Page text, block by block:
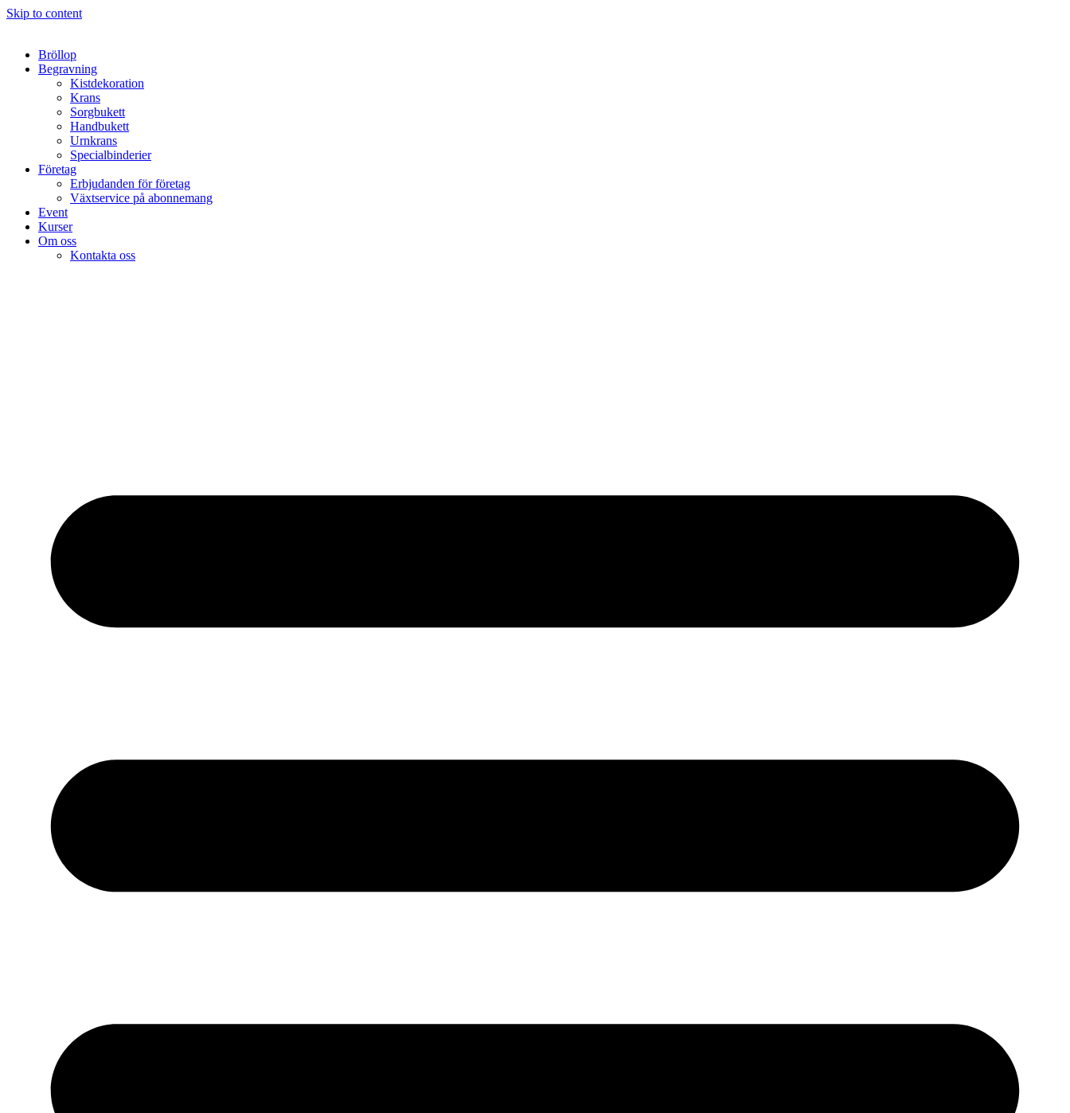
Skip to content
Bröllop
Begravning
Kistdekoration
Krans
Sorgbukett
Handbukett
Urnkrans
Specialbinderier
Företag
Erbjudanden för företag
Växtservice på abonnemang
Event
Kurser
Om oss
Kontakta oss